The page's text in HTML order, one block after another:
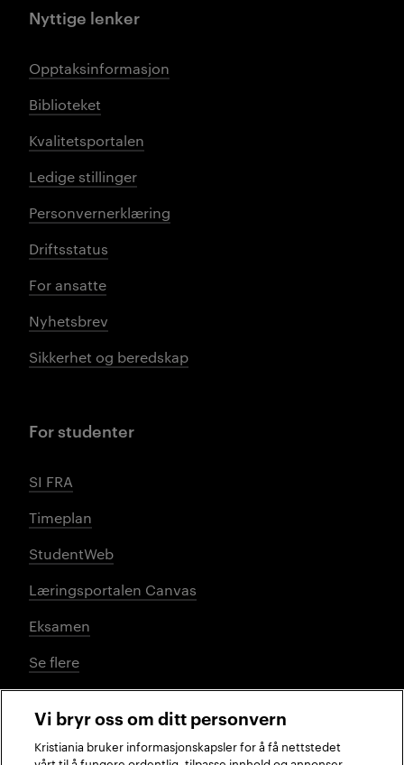
Nyttige lenker
Opptaksinformasjon
Biblioteket
Kvalitetsportalen
Ledige stillinger
Personvernerklæring
Driftsstatus
For ansatte
Nyhetsbrev
Sikkerhet og beredskap
For studenter
SI FRA
Timeplan
StudentWeb
Læringsportalen Canvas
Eksamen
Se flere
Sosiale medier
Vi bryr oss om ditt personvern
Kristiania bruker informasjonskapsler for å få nettstedet